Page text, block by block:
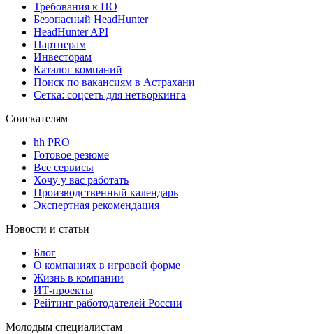
Требования к ПО
Безопасный HeadHunter
HeadHunter API
Партнерам
Инвесторам
Каталог компаний
Поиск по вакансиям в Астрахани
Сетка: соцсеть для нетворкинга
Соискателям
hh PRO
Готовое резюме
Все сервисы
Хочу у вас работать
Производственный календарь
Экспертная рекомендация
Новости и статьи
Блог
О компаниях в игровой форме
Жизнь в компании
ИТ-проекты
Рейтинг работодателей России
Молодым специалистам